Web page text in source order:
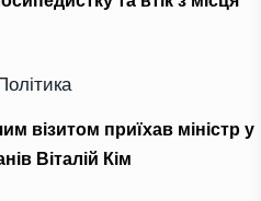
візитом приїхав міністр у
Віталій Кім